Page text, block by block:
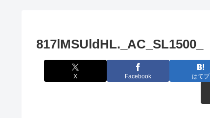
817lMSUldHL._AC_SL1500_
X Facebook はてブ